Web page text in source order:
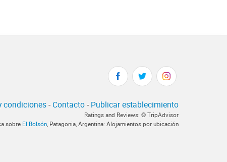
condiciones- Contacto- Publicar establecimiento
Ratings and Reviews: © TripAdvisor
sobre El Bolsón , Patagonia, Argentina: Alojamientos por ubicación